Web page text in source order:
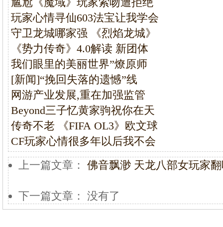
玩家心情寻仙603法宝让我学会
守卫龙城哪家强 《烈焰龙城》
《势力传奇》4.0解读 新团体
我们眼里的美丽世界”燎原师
[新闻]“挽回失落的遗憾”线
网游产业发展,重在加强监管
Beyond三子忆黄家驹祝你在天
传奇不老 《FIFA OL3》欧文球
CF玩家心情很多年以后我不会
上一篇文章： 佛音飘渺 天龙八部女玩家
下一篇文章： 没有了